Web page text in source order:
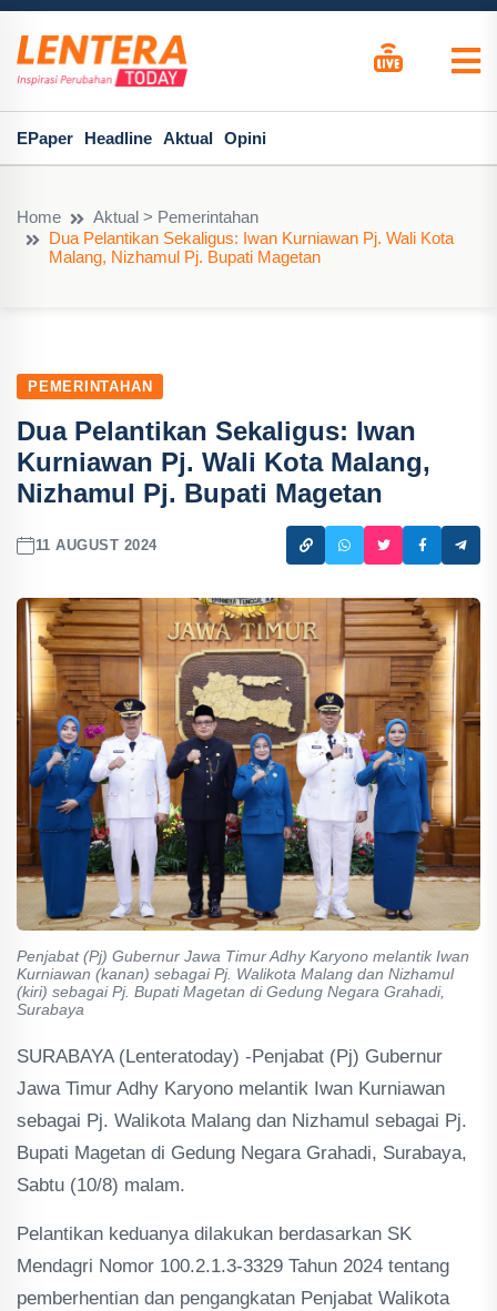
EPaper Headline Aktual Opini
Home
Aktual > Pemerintahan
Dua Pelantikan Sekaligus: Iwan Kurniawan Pj. Wali Kota
Malang, Nizhamul Pj. Bupati Magetan
PEMERINTAHAN
Dua Pelantikan Sekaligus: Iwan
Kurniawan Pj. Wali Kota Malang,
Nizhamul Pj. Bupati Magetan
11 AUGUST 2024
Penjabat (Pj) Gubernur Jawa Timur Adhy Karyono melantik Iwan
Kurniawan (kanan) sebagai Pj. Walikota Malang dan Nizhamul
(kiri) sebagai Pj. Bupati Magetan di Gedung Negara Grahadi,
Surabaya
SURABAYA (Lenteratoday) -Penjabat (Pj) Gubernur
Jawa Timur Adhy Karyono melantik Iwan Kurniawan
sebagai Pj. Walikota Malang dan Nizhamul sebagai Pj.
Bupati Magetan di Gedung Negara Grahadi, Surabaya,
Sabtu (10/8) malam.
Pelantikan keduanya dilakukan berdasarkan SK
Mendagri Nomor 100.2.1.3-3329 Tahun 2024 tentang
pemberhentian dan pengangkatan Penjabat Walikota